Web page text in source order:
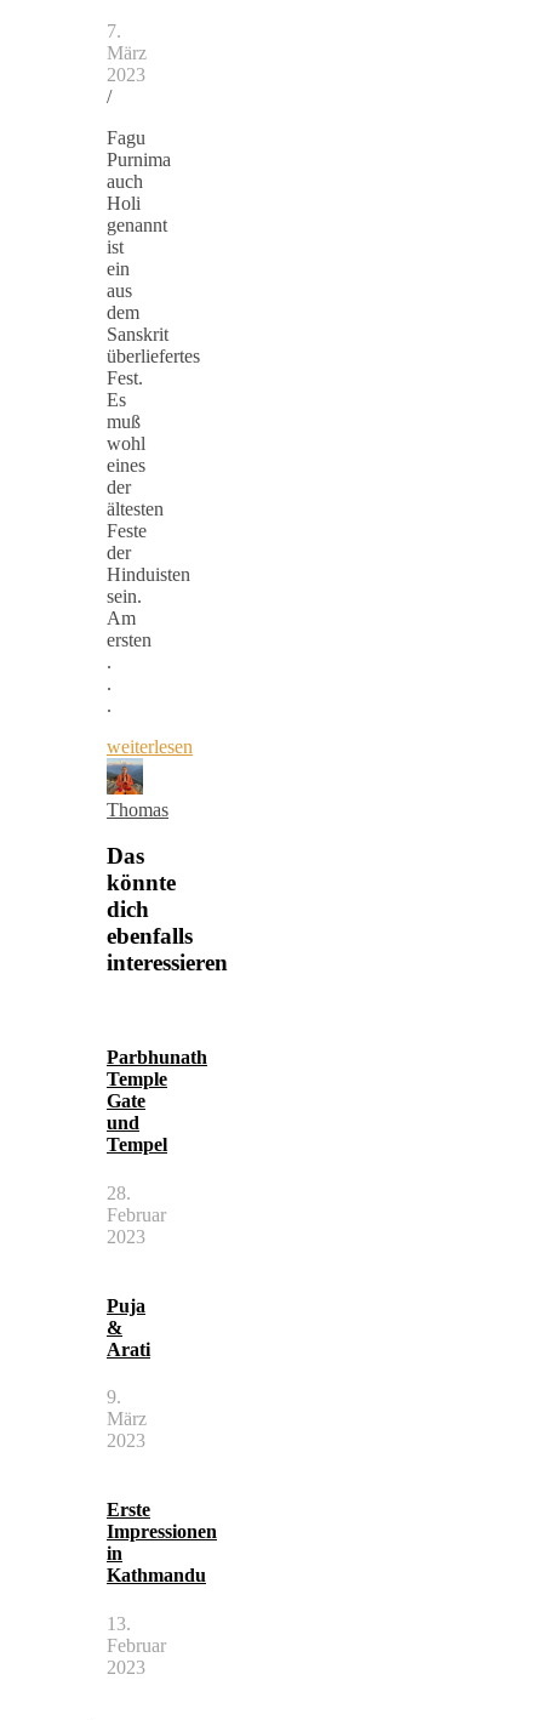
7.
März
2023
/
Fagu
Purnima
auch
Holi
genannt
ist
ein
aus
dem
Sanskrit
überliefertes
Fest.
Es
muß
wohl
eines
der
ältesten
Feste
der
Hinduisten
sein.
Am
ersten
.
.
.
weiterlesen
Thomas
Das
könnte
dich
ebenfalls
interessieren
Parbhunath
Temple
Gate
und
Tempel
28.
Februar
2023
Puja
&
Arati
9.
März
2023
Erste
Impressionen
in
Kathmandu
13.
Februar
2023